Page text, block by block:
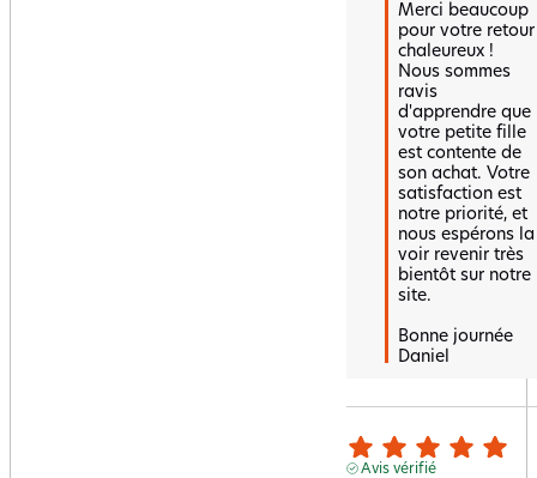
Merci beaucoup
pour votre retour
chaleureux !
Nous sommes
ravis
d'apprendre que
votre petite fille
est contente de
son achat. Votre
satisfaction est
notre priorité, et
nous espérons la
voir revenir très
bientôt sur notre
site.
Bonne journée
Daniel
Avis vérifié